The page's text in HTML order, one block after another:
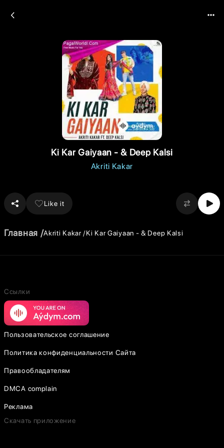
Ki Kar Gaiyaan - & Deep Kalsi
Akriti Kakar
Like it
Главная Akriti Kakar Ki Kar Gaiyaan - & Deep Kalsi
Ссылки
Пользовательское соглашение
Политика конфиденциальности Сайта
Правообладателям
DMCA complain
Реклама
Скачать приложение